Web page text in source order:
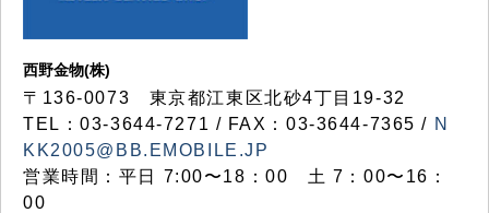
西野金物(株)
〒136-0073 東京都江東区北砂4丁目19-32
TEL：03‐3644‐7271 / FAX：03-3644-7365 / N
KK2005@BB.EMOBILE.JP
営業時間：平日 7:00〜18：00 土 7：00〜16：
00